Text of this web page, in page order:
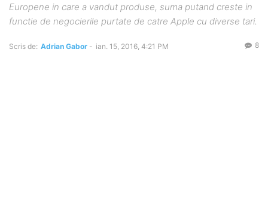
Europene in care a vandut produse, suma putand creste in
functie de negocierile purtate de catre Apple cu diverse tari.
Scris de: Adrian Gabor - ian. 15, 2016, 4:21 PM 8